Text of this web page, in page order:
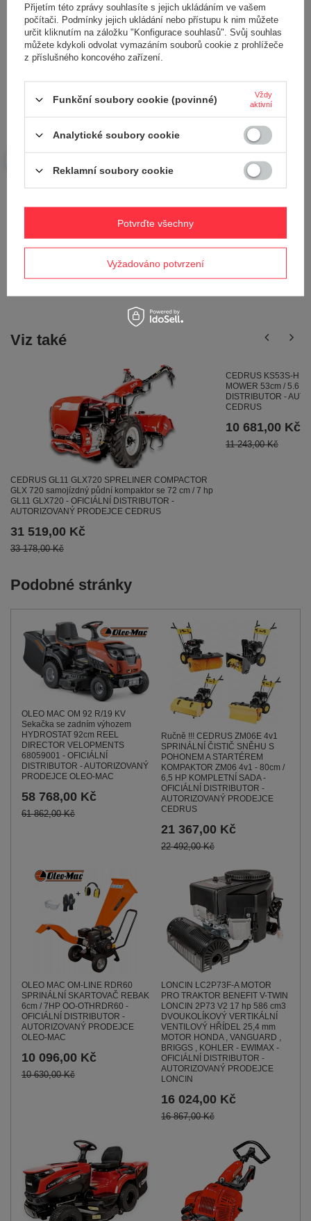
Vaše jméno
Odeslat zpětnou vazbu
Potřebujete pomoc? Máte otázky?
Položte svůj dotaz a my vám ihned odpovíme,
nejzajímavější dotazy a odpovědi budou
zveřejněny pro ostatní..
Viz také
CEDRUS GL11 GLX720 SPRELINER COMPACTOR
GLX 720 samojízdný půdní kompaktor se 72 cm / 7 hp
GL11 GLX720 - OFICIÁLNÍ DISTRIBUTOR -
AUTORIZOVANÝ PRODEJCE CEDRUS
31 519,00 Kč
33 178,00 Kč
CEDRUS KS53S-H
MOWER 53cm / 5.6
DISTRIBUTOR -
CEDRUS
10 681,00 Kč
11 243,00 Kč
Podobné stránky
OLEO MAC OM 92 R/19 KV
Sekačka se zadním výhozem
HYDROSTAT 92cm REEL
DIRECTOR VELOPMENTS
68059001 - OFICIÁLNÍ
DISTRIBUTOR - AUTORIZOVANÝ
PRODEJCE OLEO-MAC
58 768,00 Kč
61 862,00 Kč
Ručně !!! CEDRUS ZM06E 4v1
SPRINÁLNÍ ČISTIČ SNĚHU S
POHONEM A STARTÉREM
KOMPAKTOR ZM06 4v1 - 80cm /
6,5 HP KOMPLETNÍ SADA -
OFICIÁLNÍ DISTRIBUTOR -
AUTORIZOVANÝ PRODEJCE
CEDRUS
21 367,00 Kč
22 492,00 Kč
OLEO MAC OM-LINE RDR60
SPRINÁLNÍ SKARTOVAČ REBAK
6cm / 7HP OO-OTHRDR60 -
OFICIÁLNÍ DISTRIBUTOR -
AUTORIZOVANÝ PRODEJCE
OLEO-MAC
10 096,00 Kč
10 630,00 Kč
LONCIN LC2P73F-A MOTOR
PRO TRAKTOR BENEFIT V-TWIN
LONCIN 2P73 V2 17 hp 586 cm3
DVOUKOLÍKOVÝ VERTIKÁLNÍ
VENTILOVÝ HŘÍDEL 25,4 mm
MOTOR HONDA , VANGUARD ,
BRIGGS , KOHLER - EWIMAX -
OFICIÁLNÍ DISTRIBUTOR -
AUTORIZOVANÝ PRODEJCE
LONCIN
16 024,00 Kč
16 867,00 Kč
Přijetím této zprávy souhlasíte s jejich ukládáním ve vašem
počítači. Podmínky jejich ukládání nebo přístupu k nim můžete
určit kliknutím na záložku "Konfigurace souhlasů". Svůj souhlas
můžete kdykoli odvolat vymazáním souborů cookie z prohlížeče
z příslušného koncového zařízení.
Funkční soubory cookie (povinné)
Vždy
aktivní
Analytické soubory cookie
Reklamní soubory cookie
Vyžadováno potvrzení
Potvrďte všechny